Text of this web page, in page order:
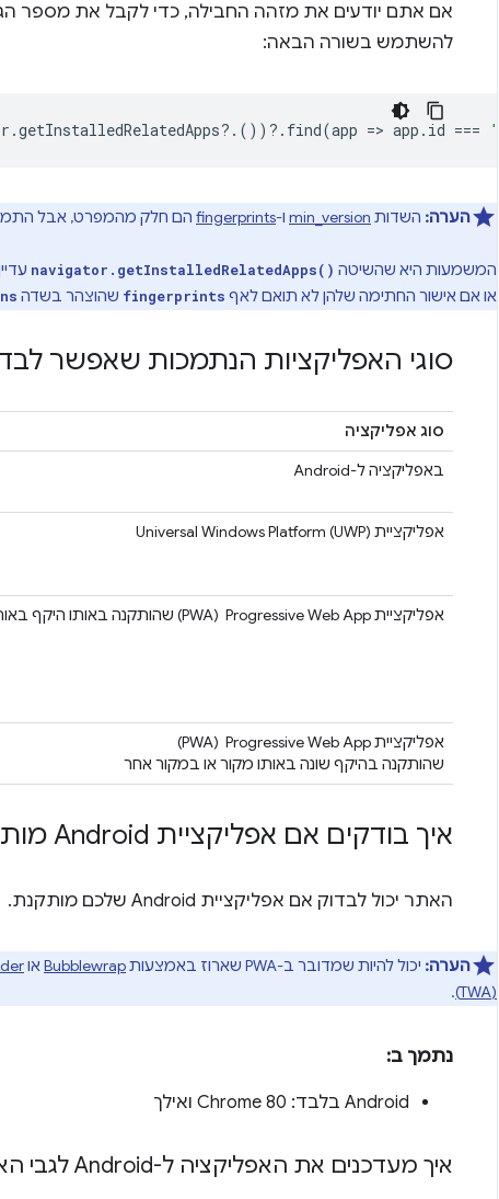
להשתמש בשורה הבאה:
.getInstalledRelatedApps? .()) ? . find(app => app . id ===
הערה: השדות min_version ו-fingerprints הם חלק מהמפרט, אבל
המשמעות היא שהשיטה navigator.getInstalledRelatedApps()
או אם אישור החתימה שלהן לא תואם לאף fingerprints שהוצהר בשדה
סוגי האפליקציות הנתמכות שאפשר
סוג אפליקציה
באפליקציה ל-Android
אפליקציית Universal Windows Platform (UWP)‎
אפליקציית Progressive Web App ‏ (PWA) שהותקנה באותו היקף באותו מקור
אפליקציית Progressive Web App ‏ (PWA)
שהותקנה בהיקף שונה באותו מקור או במקור אחר
איך בודקים אם אפליקציית Android מותקנת
האתר יכול לבדוק אם אפליקציית Android שלכם מותקנת.
הערה: יכול להיות שמדובר ב-PWA שארוז באמצעות Bubblewrapאו
(TWA)
.
נתמך ב:
‫Android בלבד: Chrome 80 ואילך
איך מעדכנים את האפליקציה ל-Android לגבי האתר